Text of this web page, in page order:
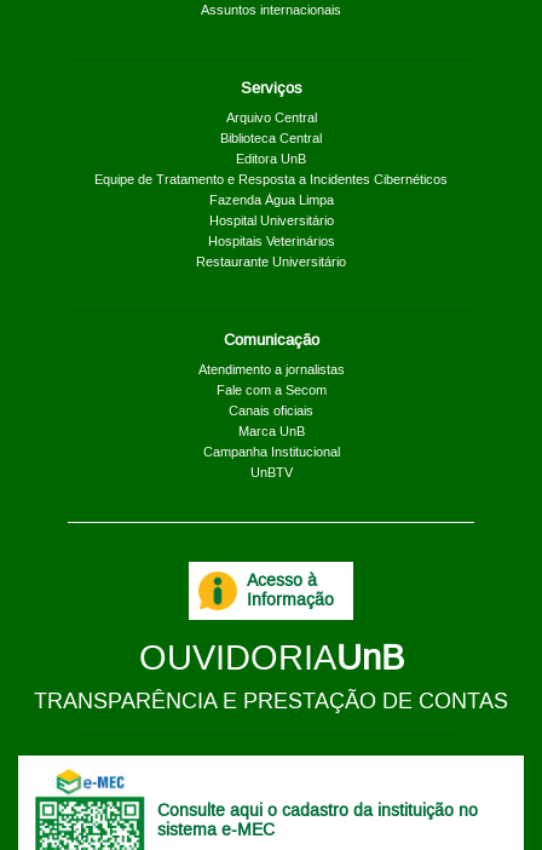
Assuntos internacionais
Serviços
Arquivo Central
Biblioteca Central
Editora UnB
Equipe de Tratamento e Resposta a Incidentes Cibernéticos
Fazenda Água Limpa
Hospital Universitário
Hospitais Veterinários
Restaurante Universitário
Comunicação
Atendimento a jornalistas
Fale com a Secom
Canais oficiais
Marca UnB
Campanha Institucional
UnBTV
Consulte aqui o cadastro da instituição no
sistema e-MEC
Acesso à
Informação
OUVIDORIAUnB
TRANSPARÊNCIA E PRESTAÇÃO DE CONTAS